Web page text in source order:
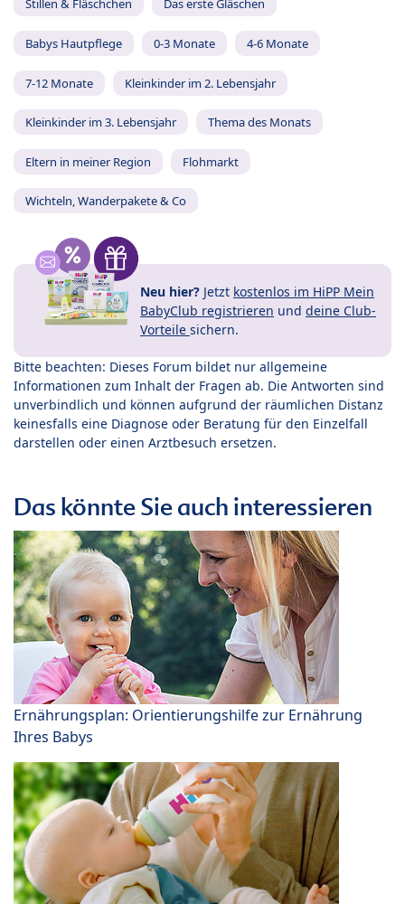
Stillen & Fläschchen Das erste Gläschen
Babys Hautpflege 0-3 Monate 4-6 Monate
7-12 Monate Kleinkinder im 2. Lebensjahr
Kleinkinder im 3. Lebensjahr Thema des Monats
Eltern in meiner Region Flohmarkt
Wichteln, Wanderpakete & Co
Neu hier? Jetzt kostenlos im HiPP Mein
BabyClub registrieren und deine Club-
Vorteile sichern.
Bitte beachten: Dieses Forum bildet nur allgemeine
Informationen zum Inhalt der Fragen ab. Die Antworten sind
unverbindlich und können aufgrund der räumlichen Distanz
keinesfalls eine Diagnose oder Beratung für den Einzelfall
darstellen oder einen Arztbesuch ersetzen.
Das könnte Sie auch interessieren
Ernährungsplan: Orientierungshilfe zur Ernährung
Ihres Babys